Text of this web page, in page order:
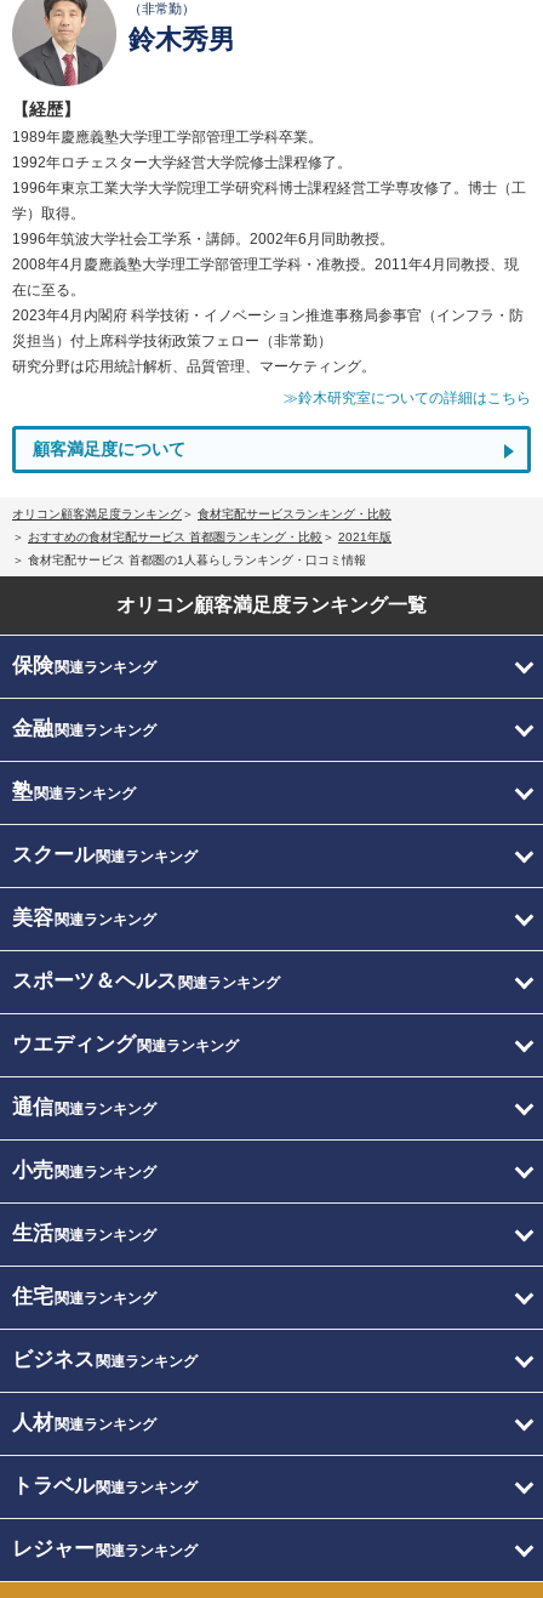
（非常勤）
鈴木秀男
【経歴】
1989年慶應義塾大学理工学部管理工学科卒業。
1992年ロチェスター大学経営大学院修士課程修了。
1996年東京工業大学大学院理工学研究科博士課程経営工学専攻修了。博士（工
学）取得。
1996年筑波大学社会工学系・講師。2002年6月同助教授。
2008年4月慶應義塾大学理工学部管理工学科・准教授。2011年4月同教授、現
在に至る。
2023年4月内閣府 科学技術・イノベーション推進事務局参事官（インフラ・防
災担当）付上席科学技術政策フェロー（非常勤）
研究分野は応用統計解析、品質管理、マーケティング。
≫鈴木研究室についての詳細はこちら
顧客満足度について
オリコン顧客満足度ランキング
食材宅配サービスランキング・比較
おすすめの食材宅配サービス 首都圏ランキング・比較
2021年版
食材宅配サービス 首都圏の1人暮らしランキング・口コミ情報
オリコン顧客満足度ランキング一覧
保険関連ランキング
金融関連ランキング
塾関連ランキング
スクール関連ランキング
美容関連ランキング
スポーツ＆ヘルス 関連ランキング
ウエディング関連ランキング
通信関連ランキング
小売関連ランキング
生活関連ランキング
住宅関連ランキング
ビジネス 関連ランキング
人材関連ランキング
トラベル関連ランキング
レジャー関連ランキング